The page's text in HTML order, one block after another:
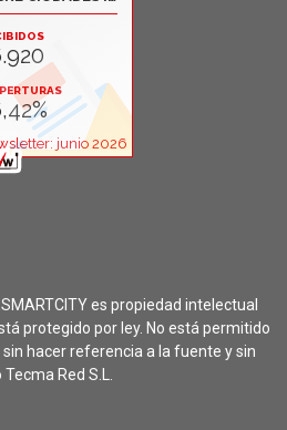
es propiedad intelectual
protegido por ley. No está permitido
hacer referencia a la fuente y sin
Red S.L.